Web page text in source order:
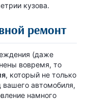
кузова.
ремонт
(даже
вовремя, то
, который не только
вашего автомобиля,
намного